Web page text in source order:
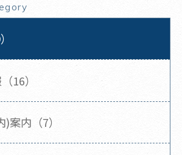
16）
案内（7）